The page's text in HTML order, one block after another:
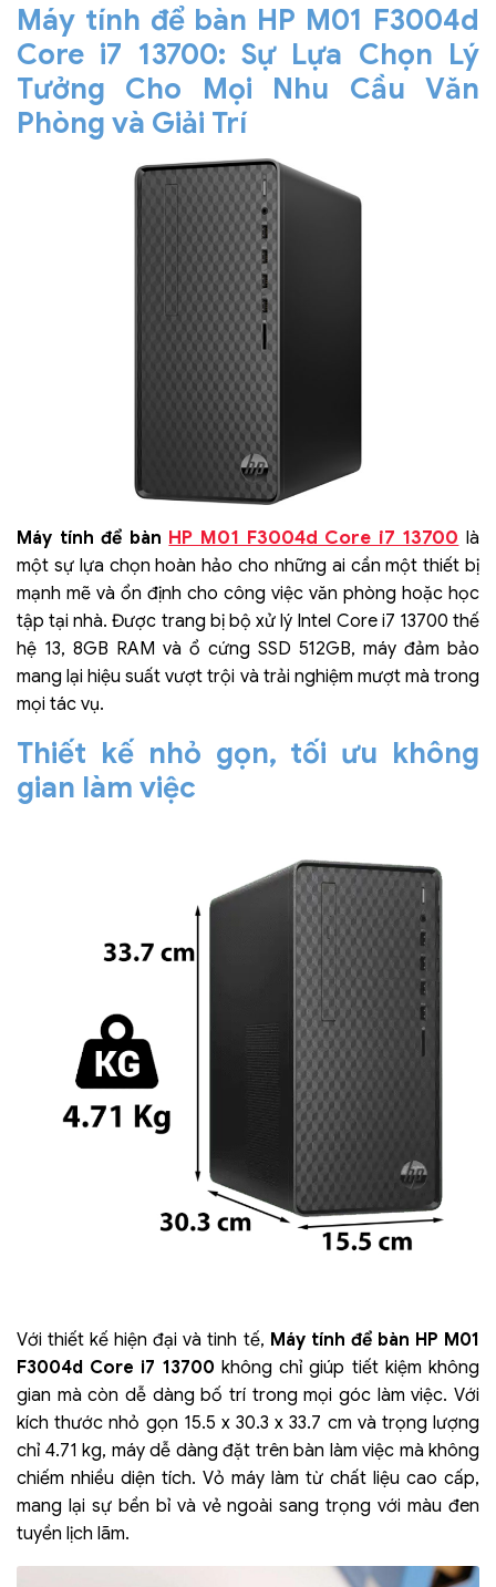
Máy tính để bàn HP M01 F3004d
Core i7 13700: Sự Lựa Chọn Lý
Tưởng Cho Mọi Nhu Cầu Văn
Phòng và Giải Trí
Máy tính để bàn HP M01 F3004d Core i7 13700 là
một sự lựa chọn hoàn hảo cho những ai cần một thiết bị
mạnh mẽ và ổn định cho công việc văn phòng hoặc học
tập tại nhà. Được trang bị bộ xử lý Intel Core i7 13700 thế
hệ 13, 8GB RAM và ổ cứng SSD 512GB, máy đảm bảo
mang lại hiệu suất vượt trội và trải nghiệm mượt mà trong
mọi tác vụ.
Thiết kế nhỏ gọn, tối ưu không
gian làm việc
Với thiết kế hiện đại và tinh tế, Máy tính để bàn HP M01
F3004d Core i7 13700 không chỉ giúp tiết kiệm không
gian mà còn dễ dàng bố trí trong mọi góc làm việc. Với
kích thước nhỏ gọn 15.5 x 30.3 x 33.7 cm và trọng lượng
chỉ 4.71 kg, máy dễ dàng đặt trên bàn làm việc mà không
chiếm nhiều diện tích. Vỏ máy làm từ chất liệu cao cấp,
mang lại sự bền bỉ và vẻ ngoài sang trọng với màu đen
tuyền lịch lãm.